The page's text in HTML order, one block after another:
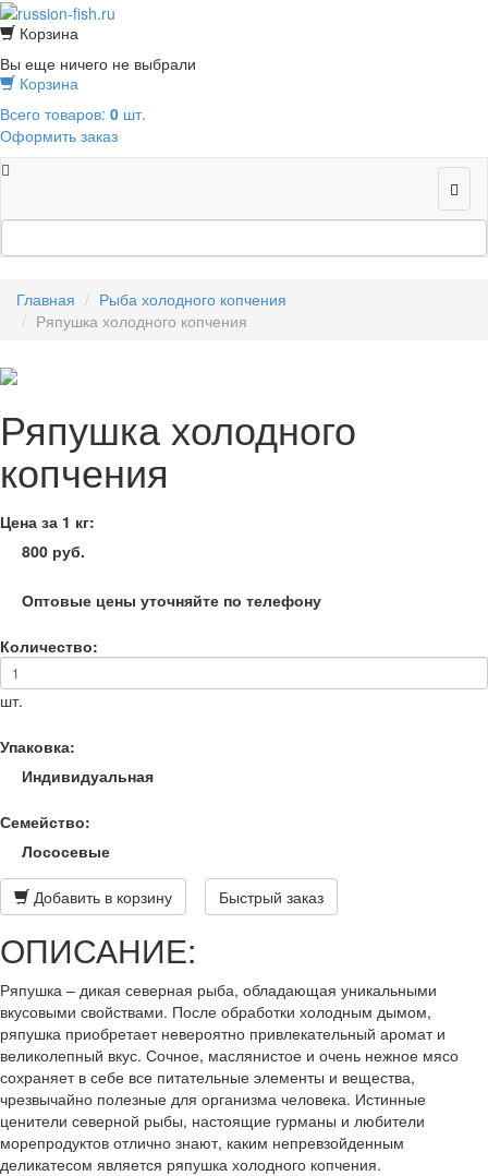
Корзина
Вы еще ничего не выбрали
Корзина
Всего товаров: 0 шт.
Оформить заказ
Главная
Рыба холодного копчения
Ряпушка холодного копчения
Ряпушка холодного
копчения
Цена за 1 кг:
800 руб.
Оптовые цены уточняйте по телефону
Количество:
шт.
Упаковка:
Индивидуальная
Семейство:
Лососевые
Добавить в корзину Быстрый заказ
ОПИСАНИЕ:
Ряпушка – дикая северная рыба, обладающая уникальными
вкусовыми свойствами. После обработки холодным дымом,
ряпушка приобретает невероятно привлекательный аромат и
великолепный вкус. Сочное, маслянистое и очень нежное мясо
сохраняет в себе все питательные элементы и вещества,
чрезвычайно полезные для организма человека. Истинные
ценители северной рыбы, настоящие гурманы и любители
морепродуктов отлично знают, каким непревзойденным
деликатесом является ряпушка холодного копчения.